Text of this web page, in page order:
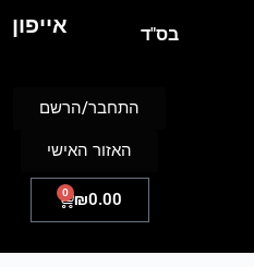
אייפון בס"ד
₪0.00
0
התחבר/הרשם
האזור האישי